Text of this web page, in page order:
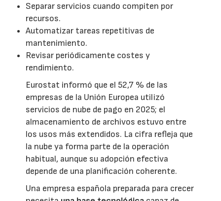
Separar servicios cuando compiten por
recursos.
Automatizar tareas repetitivas de
mantenimiento.
Revisar periódicamente costes y
rendimiento.
Eurostat informó que el 52,7 % de las
empresas de la Unión Europea utilizó
servicios de nube de pago en 2025; el
almacenamiento de archivos estuvo entre
los usos más extendidos. La cifra refleja que
la nube ya forma parte de la operación
habitual, aunque su adopción efectiva
depende de una planificación coherente.
Una empresa española preparada para crecer